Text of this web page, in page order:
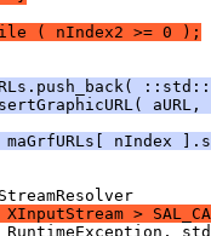
( nIndex2 >= 0 );
aURL,
nIndex
>